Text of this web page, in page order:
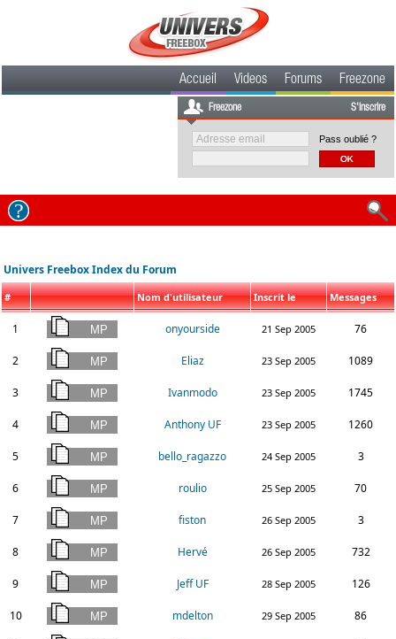
Accueil Videos Forums Freezone
Freezone S'inscrire
Pass oublié ?
Univers Freebox Index du Forum
# Nom d'utilisateur Inscrit le Messages
1 onyourside 21 Sep 2005 76
2 Eliaz 23 Sep 2005 1089
3 Ivanmodo 23 Sep 2005 1745
4 Anthony UF 23 Sep 2005 1260
5 bello_ragazzo 24 Sep 2005 3
6 roulio 25 Sep 2005 70
7 fiston 26 Sep 2005 3
8 Hervé 26 Sep 2005 732
9 Jeff UF 28 Sep 2005 126
10 mdelton 29 Sep 2005 86